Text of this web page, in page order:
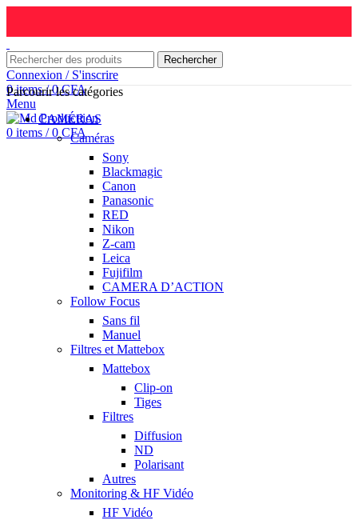
Rechercher
Connexion / S'inscrire
0items / 0CFA
Menu
0 items / 0 CFA
Parcourir les catégories
CAMÉRAS
Caméras
Sony
Blackmagic
Canon
Panasonic
RED
Nikon
Z-cam
Leica
Fujifilm
CAMERA D’ACTION
Follow Focus
Sans fil
Manuel
Filtres et Mattebox
Mattebox
Clip-on
Tiges
Filtres
Diffusion
ND
Polarisant
Autres
Monitoring & HF Vidéo
HF Vidéo